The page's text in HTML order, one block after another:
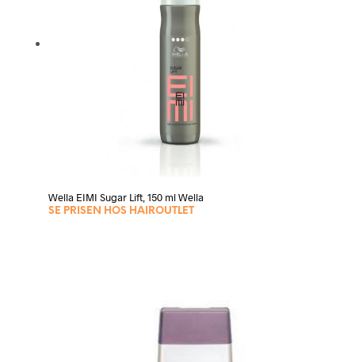
Wella EIMI Sugar Lift, 150 ml Wella
SE PRISEN HOS HAIROUTLET